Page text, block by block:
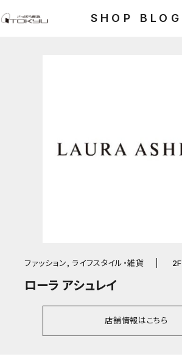
SHOP BLOG
ファッション, ライフスタイル・雑貨 2F
ローラ アシュレイ
店舗情報はこちら